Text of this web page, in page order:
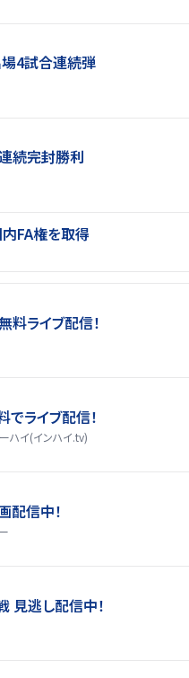
4試合連続弾
続完封勝利
FA権を取得
ライブ配信！
ライブ配信！
ハイ(インハイ.tv)
配信中！
見逃し配信中！